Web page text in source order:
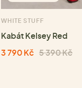
WHITE STUFF
Kabát Kelsey Red
3 790 Kč 5 390 Kč